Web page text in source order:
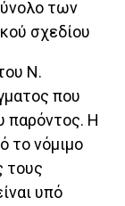
των
σχεδίου
Ν.
που
παρόντος. Η
το νόμιμο
τους
υπό